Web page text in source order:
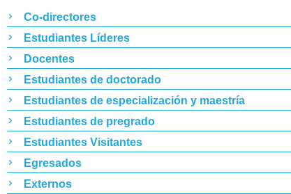
Co-directores
Estudiantes Líderes
Docentes
Estudiantes de doctorado
Estudiantes de especialización y maestría
Estudiantes de pregrado
Estudiantes Visitantes
Egresados
Externos